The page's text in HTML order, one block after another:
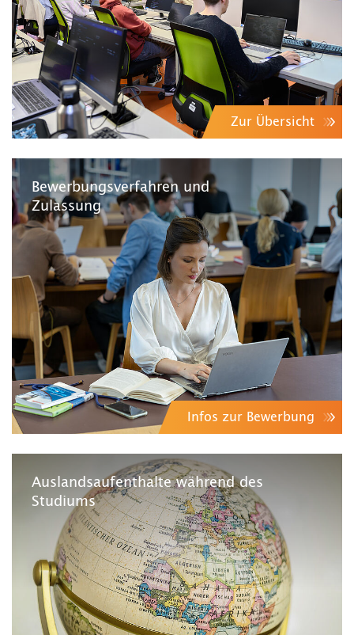
Zur Übersicht
Bewerbungsverfahren und
Zulassung
Infos zur Bewerbung
Auslandsaufenthalte während des
Studiums